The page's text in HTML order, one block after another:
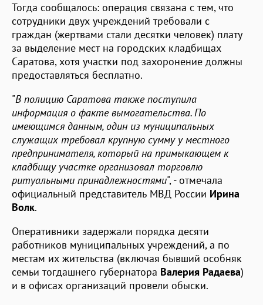
Тогда сообщалось: операция связана с тем, что
сотрудники двух учреждений требовали с
граждан (жертвами стали десятки человек) плату
за выделение мест на городских кладбищах
Саратова, хотя участки под захоронение должны
предоставляться бесплатно.
"В полицию Саратова также поступила
информация о факте вымогательства. По
имеющимся данным, один из муниципальных
служащих требовал крупную сумму у местного
предпринимателя, который на примыкающем к
кладбищу участке организовал торговлю
ритуальными принадлежностями", - отмечала
официальный представитель МВД России Ирина
Волк.
Оперативники задержали порядка десяти
работников муниципальных учреждений, а по
местам их жительства (включая бывший особняк
семьи тогдашнего губернатора Валерия Радаева)
и в офисах организаций провели обыски.